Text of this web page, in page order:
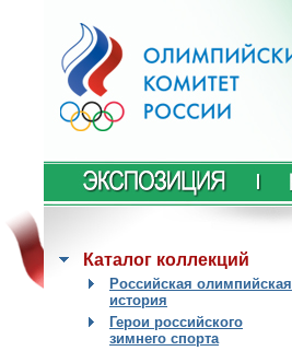
Каталог коллекций
Российская олимпийская
история
Герои российского
зимнего спорта